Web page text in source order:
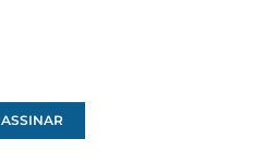
ASSINAR